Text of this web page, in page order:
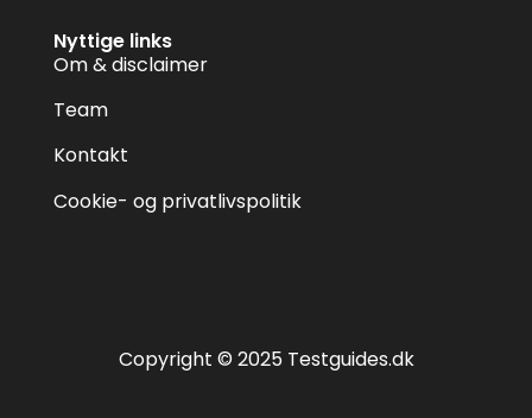
Nyttige links
Om & disclaimer
Team
Kontakt
Cookie- og privatlivspolitik
Copyright © 2025 Testguides.dk